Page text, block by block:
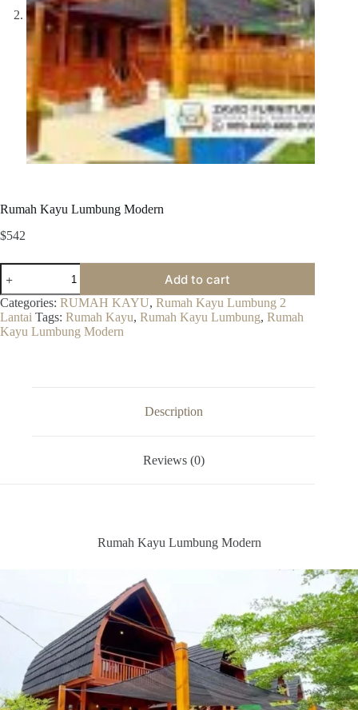
Rumah Kayu Lumbung Modern
$542
Rumah
Kayu
Lumbung
Modern
quantity
Add to cart
Categories: RUMAH KAYU, Rumah Kayu Lumbung 2
Lantai Tags: Rumah Kayu, Rumah Kayu Lumbung, Rumah
Kayu Lumbung Modern
Description
Reviews (0)
Rumah Kayu Lumbung Modern